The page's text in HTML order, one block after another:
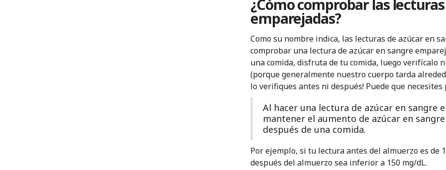
¿Cómo comprobar las
emparejadas?
Como su nombre indica, las lecturas de azúcar en
comprobar una lectura de azúcar en sangre
una comida, disfruta de tu comida, luego verifícalo
(porque generalmente nuestro cuerpo tarda
lo verifiques antes ni después! Puede que
Al hacer una lectura de azúcar en sangre
mantener el aumento de azúcar en
después de una comida.
Por ejemplo, si tu lectura antes del almuerzo es de
después del almuerzo sea inferior a 150 mg/dL.